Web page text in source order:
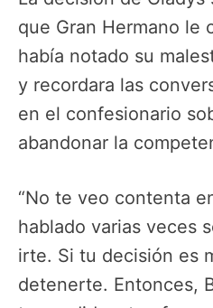
que Gran Hermano le
había notado su
y recordara las
en el confesionario
abandonar la
“No te veo contenta
hablado varias veces
irte. Si tu decisión es
detenerte. Entonces,